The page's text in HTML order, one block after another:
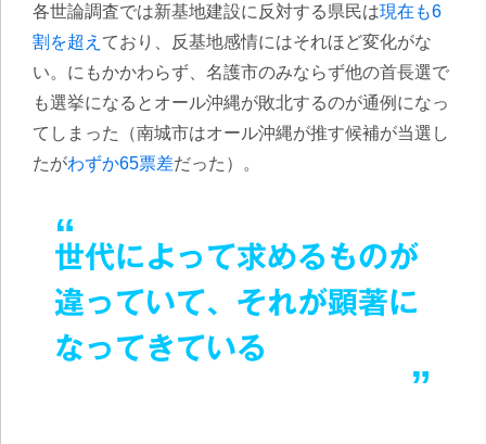
各世論調査では新基地建設に反対する県民は現在も6
割を超え ており、反基地感情にはそれほど変化がな
い。にもかかわらず、名護市のみならず他の首長選で
も選挙になるとオール沖縄が敗北するのが通例になっ
てしまった（南城市はオール沖縄が推す候補が当選し
たがわずか65票差だった）。
世代によって求めるものが
違っていて、それが顕著に
なってきている